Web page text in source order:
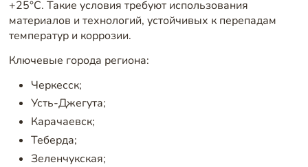
+25°C. Такие условия требуют использования
материалов и технологий, устойчивых к перепадам
температур и коррозии.
Ключевые города региона:
Черкесск;
Усть-Джегута;
Карачаевск;
Теберда;
Зеленчукская;